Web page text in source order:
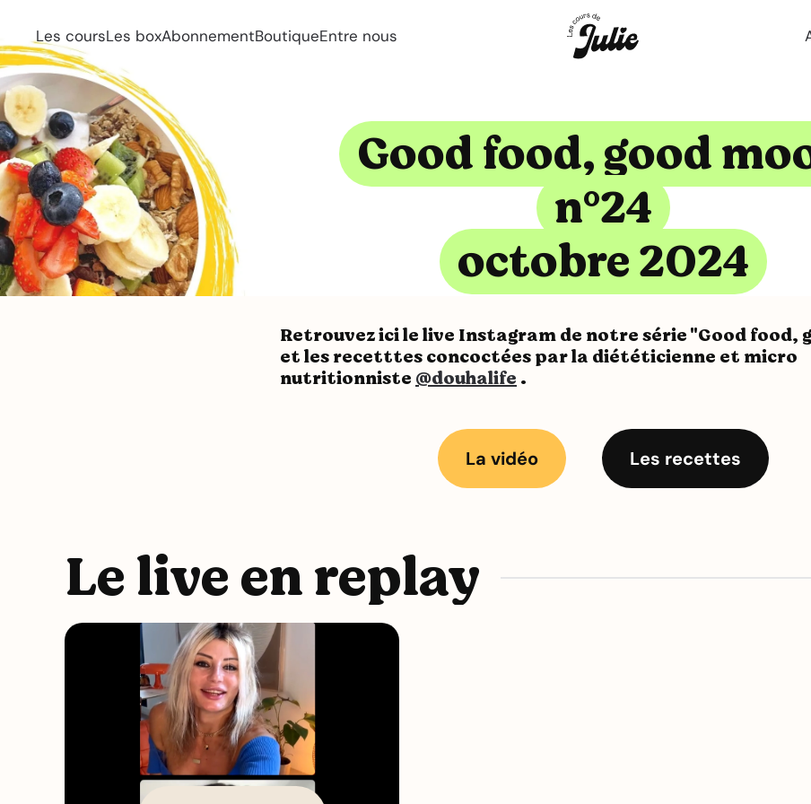
Les coursLes boxAbonnementBoutiqueEntre nous
Good food, good
n°24
octobre 2024
Retrouvez ici le live Instagram de notre série "Good food,
et les recetttes concoctées par la diététicienne et micro
nutritionniste@douhalife.
La vidéo Les recettes
Le live en replay